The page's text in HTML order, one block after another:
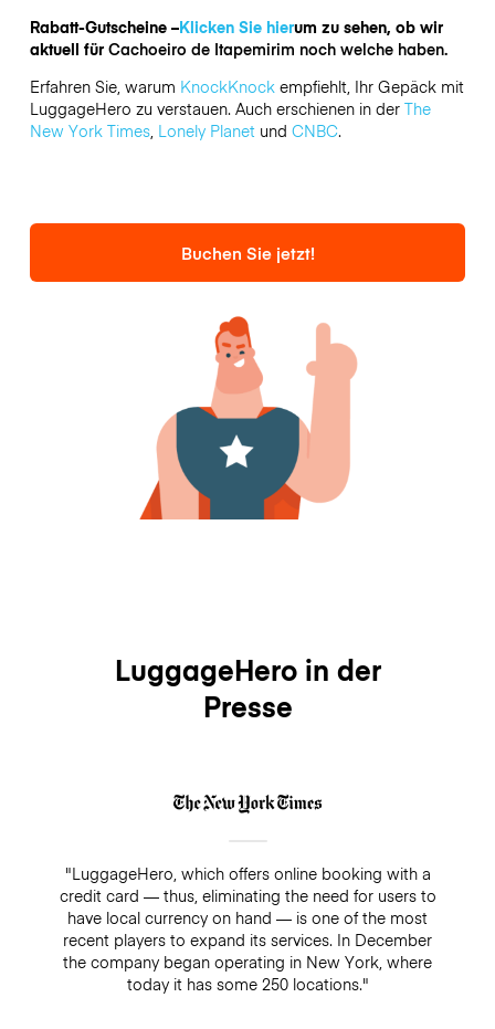
Rabatt-Gutscheine –Klicken Sie hierum zu sehen, ob wir
aktuell für Cachoeiro de Itapemirim noch welche haben.
Erfahren Sie, warum KnockKnockempfiehlt, Ihr Gepäck mit
LuggageHero zu verstauen. Auch erschienen in der The
New York Times, Lonely Planetund CNBC.
Buchen Sie jetzt!
LuggageHero in der
Presse
"LuggageHero, which offers online booking with a
credit card — thus, eliminating the need for users to
have local currency on hand — is one of the most
recent players to expand its services. In December
the company began operating in New York, where
today it has some 250 locations."